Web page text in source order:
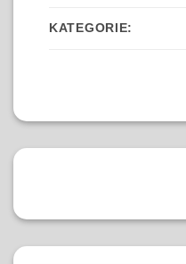
KATEGORIE: